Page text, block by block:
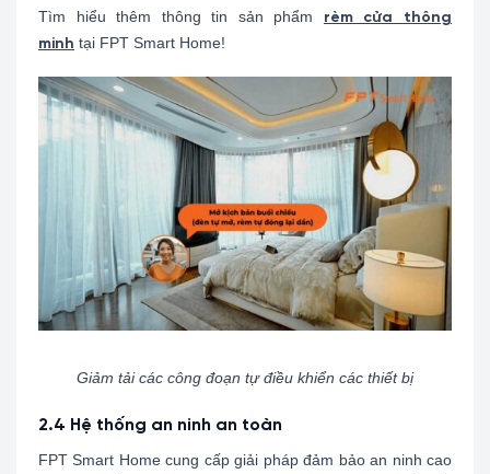
Tìm hiểu thêm thông tin sản phẩm
rèm cửa thông
minh tại FPT Smart Home!
Giảm tải các công đoạn tự điều khiển các thiết bị
2.4 Hệ thống an ninh an toàn
FPT Smart Home cung cấp giải pháp đảm bảo an ninh cao